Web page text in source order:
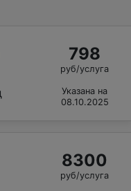
798
руб/услуга
Указана на
08.10.2025
8300
руб/услуга